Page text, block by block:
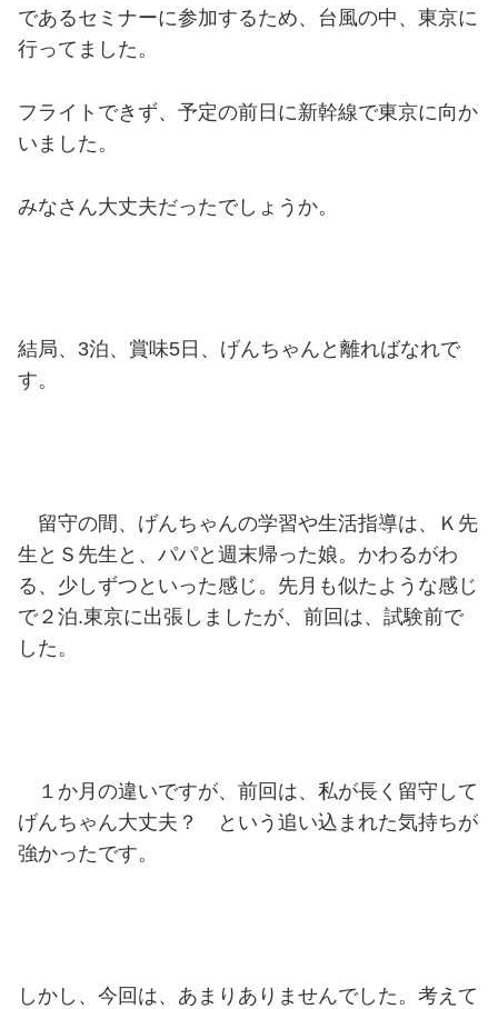
であるセミナーに参加するため、台風の中、東京に
行ってました。
フライトできず、予定の前日に新幹線で東京に向か
いました。
みなさん大丈夫だったでしょうか。
結局、3泊、賞味5日、げんちゃんと離ればなれで
す。
留守の間、げんちゃんの学習や生活指導は、Ｋ先
生とＳ先生と、パパと週末帰った娘。かわるがわ
る、少しずつといった感じ。先月も似たような感じ
で２泊.東京に出張しましたが、前回は、試験前で
した。
１か月の違いですが、前回は、私が長く留守して
げんちゃん大丈夫？ という追い込まれた気持ちが
強かったです。
しかし、今回は、あまりありませんでした。考えて